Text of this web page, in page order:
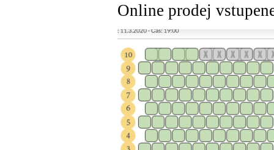
Online prodej